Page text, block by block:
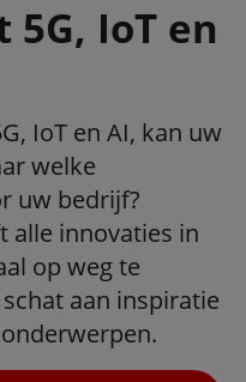
IoT en
IoT en AI, kan uw
welke
uw bedrijf?
alle innovaties in
op weg te
aan inspiratie